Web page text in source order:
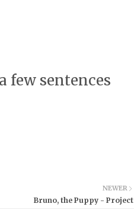
few sentences
NEWER
Bruno, the Puppy - Project